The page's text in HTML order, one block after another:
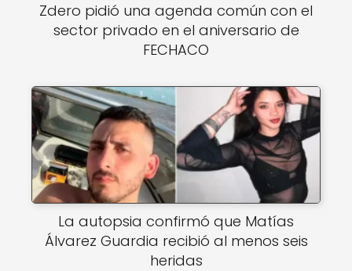
Zdero pidió una agenda común con el
sector privado en el aniversario de
FECHACO
La autopsia confirmó que Matías
Álvarez Guardia recibió al menos seis
heridas